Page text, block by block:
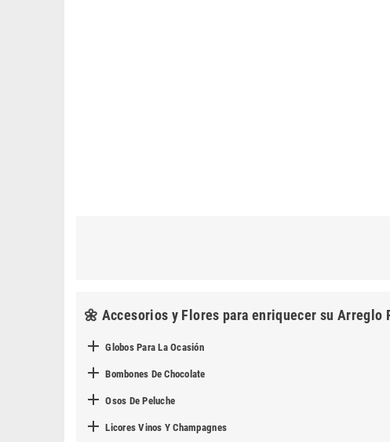
🌼 Accesorios y Flores para enriquecer su Arreglo
 Globos Para La Ocasión
 Bombones De Chocolate
 Osos De Peluche
 Licores Vinos Y Champagnes